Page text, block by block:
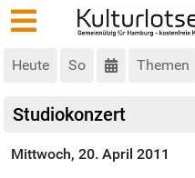
Heute So Themen
Studiokonzert
Mittwoch, 20. April 2011